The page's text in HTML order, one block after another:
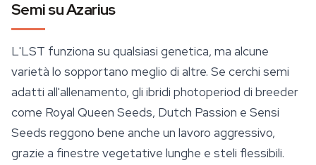
Semi su Azarius
L'LST funziona su qualsiasi genetica, ma alcune
varietà lo sopportano meglio di altre. Se cerchi semi
adatti all'allenamento, gli ibridi photoperiod di breeder
come Royal Queen Seeds, Dutch Passion e Sensi
Seeds reggono bene anche un lavoro aggressivo,
grazie a finestre vegetative lunghe e steli flessibili.